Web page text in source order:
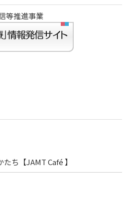
等推進事業
ち【JAMT Café 】